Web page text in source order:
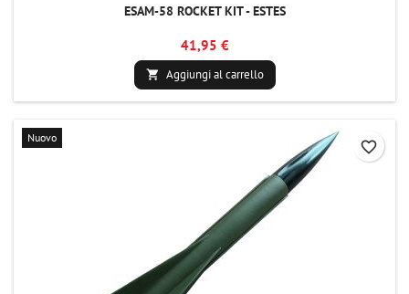
ESAM-58 ROCKET KIT - ESTES
41,95 €
 Aggiungi al carrello
Nuovo
favorite_border